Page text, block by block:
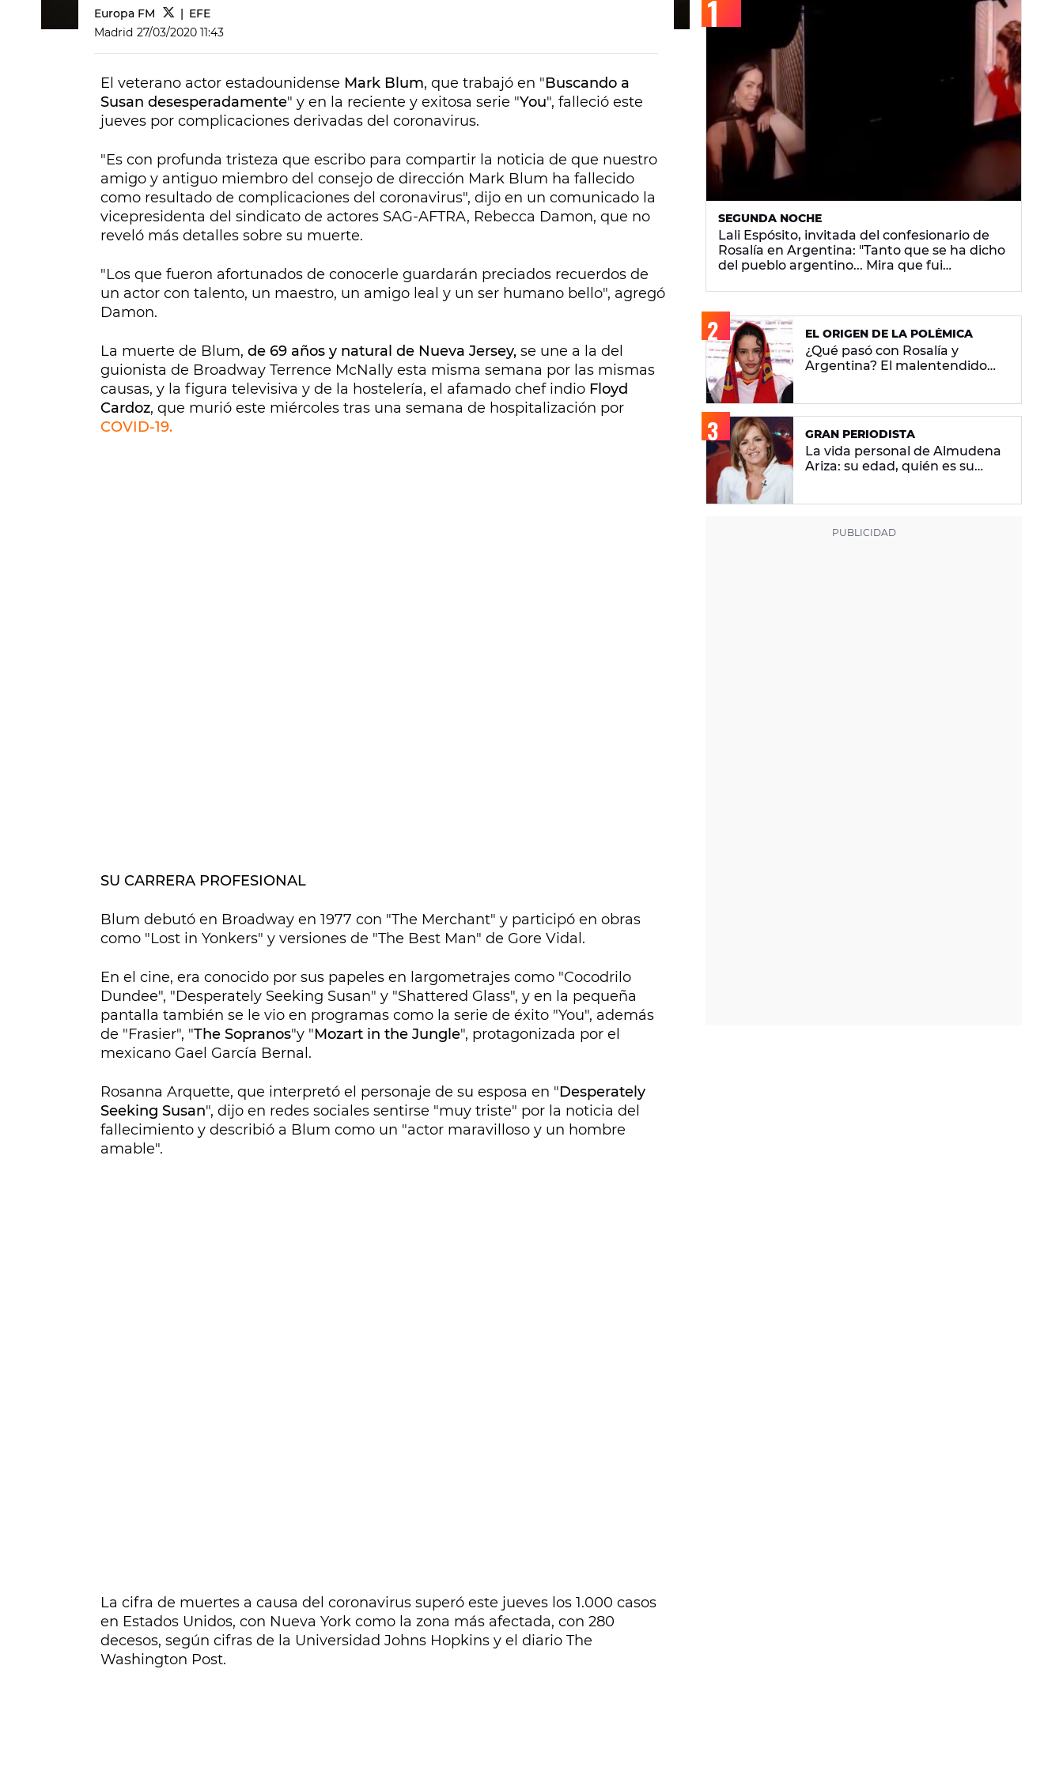
Europa FM
EFE
Madrid 27/03/2020 11:43
El veterano actor estadounidense Mark Blum, que trabajó en "Buscando a
Susan desesperadamente" y en la reciente y exitosa serie "You", falleció este
jueves por complicaciones derivadas del coronavirus.
"Es con profunda tristeza que escribo para compartir la noticia de que nuestro
amigo y antiguo miembro del consejo de dirección Mark Blum ha fallecido
como resultado de complicaciones del coronavirus", dijo en un comunicado la
vicepresidenta del sindicato de actores SAG-AFTRA, Rebecca Damon, que no
reveló más detalles sobre su muerte.
"Los que fueron afortunados de conocerle guardarán preciados recuerdos de
un actor con talento, un maestro, un amigo leal y un ser humano bello", agregó
Damon.
La muerte de Blum, de 69 años y natural de Nueva Jersey, se une a la del
guionista de Broadway Terrence McNally esta misma semana por las mismas
causas, y la figura televisiva y de la hostelería, el afamado chef indio Floyd
Cardoz, que murió este miércoles tras una semana de hospitalización por
COVID-19.
SU CARRERA PROFESIONAL
Blum debutó en Broadway en 1977 con "The Merchant" y participó en obras
como "Lost in Yonkers" y versiones de "The Best Man" de Gore Vidal.
En el cine, era conocido por sus papeles en largometrajes como "Cocodrilo
Dundee", "Desperately Seeking Susan" y "Shattered Glass", y en la pequeña
pantalla también se le vio en programas como la serie de éxito "You", además
de "Frasier", "The Sopranos"y "Mozart in the Jungle", protagonizada por el
mexicano Gael García Bernal.
Rosanna Arquette, que interpretó el personaje de su esposa en "Desperately
Seeking Susan", dijo en redes sociales sentirse "muy triste" por la noticia del
fallecimiento y describió a Blum como un "actor maravilloso y un hombre
amable".
La cifra de muertes a causa del coronavirus superó este jueves los 1.000 casos
en Estados Unidos, con Nueva York como la zona más afectada, con 280
decesos, según cifras de la Universidad Johns Hopkins y el diario The
Washington Post.
SEGUNDA NOCHE
Lali Espósito, invitada del confesionario de
Rosalía en Argentina: "Tanto que se ha dicho
del pueblo argentino... Mira que fui
EL ORIGEN DE LA POLÉMICA
¿Qué pasó con Rosalía y
Argentina? El malentendido
GRAN PERIODISTA
La vida personal de Almudena
Ariza: su edad, quién es su